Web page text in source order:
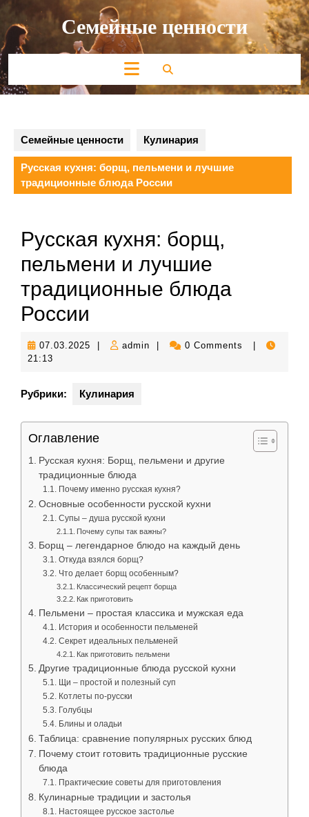
Перейти
содержимому Семейные ценности
Кнопка
Открыть
Семейные ценности Кулинария
Русская кухня: борщ, пельмени и лучшие
традиционные блюда России
Русская кухня: борщ,
пельмени и лучшие
традиционные блюда
России
07.03.2025 07.03.2025
admin admin 0 Comments
21:13
Рубрики: Кулинария
Оглавление
Русская кухня: Борщ, пельмени и другие
традиционные блюда
Почему именно русская кухня?
Основные особенности русской кухни
Супы – душа русской кухни
Почему супы так важны?
Борщ – легендарное блюдо на каждый день
Откуда взялся борщ?
Что делает борщ особенным?
Классический рецепт борща
Как приготовить
Пельмени – простая классика и мужская еда
История и особенности пельменей
Секрет идеальных пельменей
Как приготовить пельмени
Другие традиционные блюда русской кухни
Щи – простой и полезный суп
Котлеты по-русски
Голубцы
Блины и оладьи
Таблица: сравнение популярных русских блюд
Почему стоит готовить традиционные русские
блюда
Практические советы для приготовления
Кулинарные традиции и застолья
Настоящее русское застолье